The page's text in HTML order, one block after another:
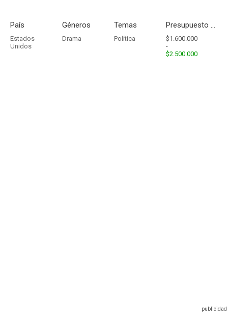
País
Estados
Unidos
Géneros
Drama
Temas
Política
Presupuesto - Ingresos
$1.600.000
-
$2.500.000